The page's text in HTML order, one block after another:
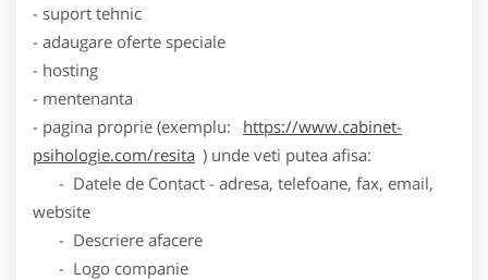
- suport tehnic
- adaugare oferte speciale
- hosting
- mentenanta
- pagina proprie (exemplu:
https://www.cabinet-
psihologie.com/resita ) unde veti putea afisa:
- Datele de Contact - adresa, telefoane, fax, email,
website
- Descriere afacere
- Logo companie